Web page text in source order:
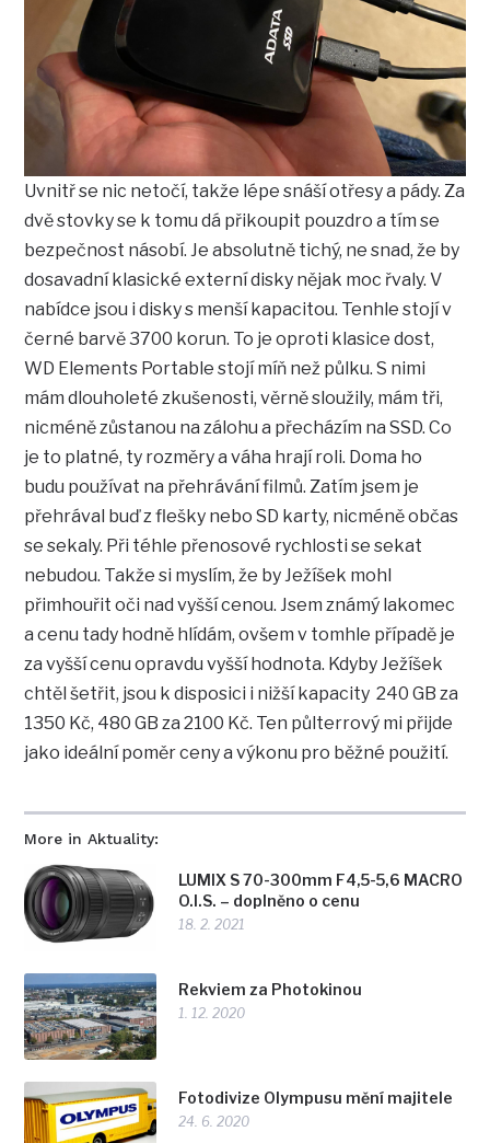
More in Aktuality:
LUMIX S 70-300mm F4,5-5,6 MACRO
O.I.S. – doplněno o cenu
18. 2. 2021
Rekviem za Photokinou
1. 12. 2020
Fotodivize Olympusu mění majitele
24. 6. 2020
Uvnitř se nic netočí, takže lépe snáší otřesy a pády. Za
dvě stovky se k tomu dá přikoupit pouzdro a tím se
bezpečnost násobí. Je absolutně tichý, ne snad, že by
dosavadní klasické externí disky nějak moc řvaly. V
nabídce jsou i disky s menší kapacitou. Tenhle stojí v
černé barvě 3700 korun. To je oproti klasice dost,
WD Elements Portable stojí míň než půlku. S nimi
mám dlouholeté zkušenosti, věrně sloužily, mám tři,
nicméně zůstanou na zálohu a přecházím na SSD. Co
je to platné, ty rozměry a váha hrají roli. Doma ho
budu používat na přehrávání filmů. Zatím jsem je
přehrával buď z flešky nebo SD karty, nicméně občas
se sekaly. Při téhle přenosové rychlosti se sekat
nebudou. Takže si myslím, že by Ježíšek mohl
přimhouřit oči nad vyšší cenou. Jsem známý lakomec
a cenu tady hodně hlídám, ovšem v tomhle případě je
za vyšší cenu opravdu vyšší hodnota. Kdyby Ježíšek
chtěl šetřit, jsou k disposici i nižší kapacity 240 GB za
1350 Kč, 480 GB za 2100 Kč. Ten půlterrový mi přijde
jako ideální poměr ceny a výkonu pro běžné použití.